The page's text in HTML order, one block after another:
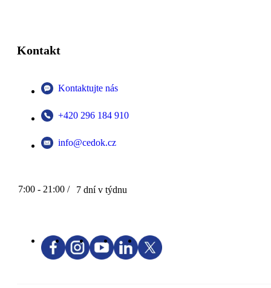
Kontakt
Kontaktujte nás
+420 296 184 910
info@cedok.cz
7:00 - 21:00 / 7 dní v týdnu